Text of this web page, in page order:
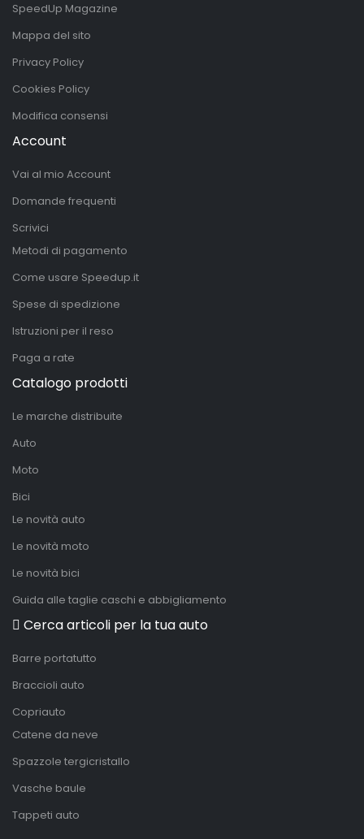
SpeedUp Magazine
Mappa del sito
Privacy Policy
Cookies Policy
Modifica consensi
Account
Vai al mio Account
Domande frequenti
Scrivici
Metodi di pagamento
Come usare Speedup.it
Spese di spedizione
Istruzioni per il reso
Paga a rate
Catalogo prodotti
Le marche distribuite
Auto
Moto
Bici
Le novità auto
Le novità moto
Le novità bici
Guida alle taglie caschi e abbigliamento
Cerca articoli per la tua auto
Barre portatutto
Braccioli auto
Copriauto
Catene da neve
Spazzole tergicristallo
Vasche baule
Tappeti auto